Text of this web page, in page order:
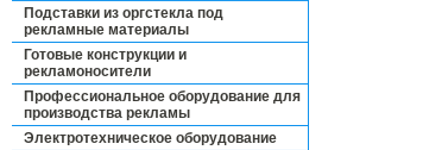
Подставки из оргстекла под
рекламные материалы
Готовые конструкции и
рекламоносители
Профессиональное оборудование для
производства рекламы
Электротехническое оборудование